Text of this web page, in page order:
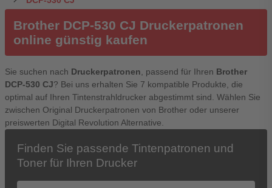
Brother DCP-530 CJ Druckerpatronen
online günstig kaufen
Sie suchen nach Druckerpatronen, passend für Ihren Brother
DCP-530 CJ? Bei uns erhalten Sie 7 kompatible Produkte, die
optimal auf Ihren Tintenstrahldrucker abgestimmt sind. Wählen Sie
zwischen Original Druckerpatronen von Brother oder unserer
preiswerten Digital Revolution Alternative.
Finden Sie passende Tintenpatronen und
Toner für Ihren Drucker